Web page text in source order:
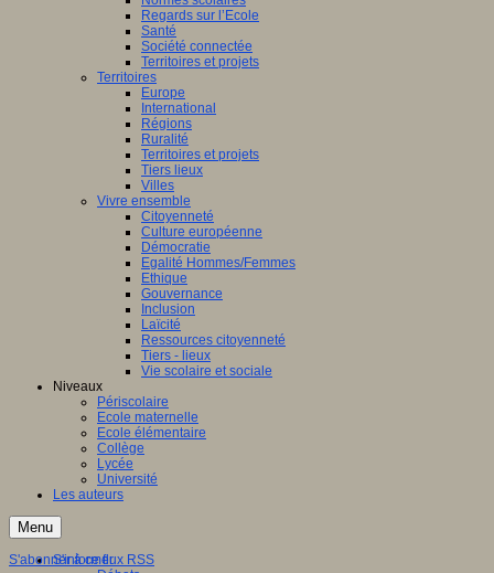
Regards sur l’Ecole
Santé
Société connectée
Territoires et projets
Territoires
Europe
International
Régions
Ruralité
Territoires et projets
Tiers lieux
Villes
Vivre ensemble
Citoyenneté
Culture européenne
Démocratie
Egalité Hommes/Femmes
Ethique
Gouvernance
Inclusion
Laïcité
Ressources citoyenneté
Tiers - lieux
Vie scolaire et sociale
Niveaux
Périscolaire
Ecole maternelle
Ecole élémentaire
Collège
Lycée
Université
Les auteurs
Menu
S'informer
S'abonner à ce flux RSS